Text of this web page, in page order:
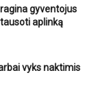
gyventojus
aplinką
vyks naktimis